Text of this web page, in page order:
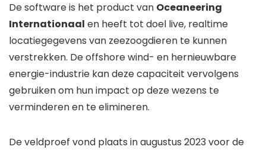
De software is het product van Oceaneering
Internationaal en heeft tot doel live, realtime
locatiegegevens van zeezoogdieren te kunnen
verstrekken. De offshore wind- en hernieuwbare
energie-industrie kan deze capaciteit vervolgens
gebruiken om hun impact op deze wezens te
verminderen en te elimineren.
De veldproef vond plaats in augustus 2023 voor de